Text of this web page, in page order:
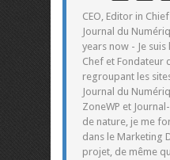
CEO, Editor in
Journal du
years now - Je suis
Chef et Fondateur
regroupant les
Journal du
ZoneWP et
de nature, je me
dans le Marketing
projet, de même